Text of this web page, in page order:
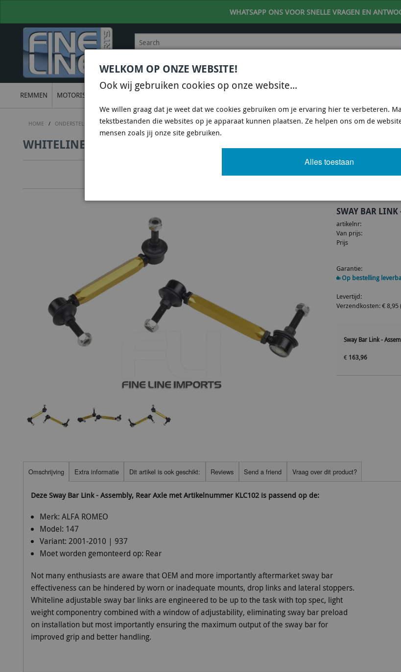
WHATSAPP ONS VOOR SNELLE VRAGEN EN
BEL +31 36 844 77 00VOOR DESKUNDIG ADVIES
REMMEN MOTORISCH
HOME / ONDERSTEL WHITELINE SUSPENSION & CHASSIS / WHITELINE KLC102 - SWAY BAR LINK - ASSEMBLY
WHITELINE KLC102 - SWAY BAR LINK - ASSEMBLY
Artikel918 van
SWAY BAR LINK
artikelnr:
Van prijs:
Prijs
Garantie:
Op bestelling
Levertijd:
Verzendkosten: €
Sway Bar Link -
€ 163,96
Omschrijving Extra informatie Dit artikel is ook geschikt: Reviews Send a friend Vraag over dit product?
Deze Sway Bar Link - Assembly, Rear Axle met Artikelnummer KLC102 is passend op de:
Merk: ALFA ROMEO
Model: 147
Variant: 2001-2010 | 937
Moet worden gemonteerd op: Rear
Not many enthusiasts are aware that OEM and more importantly aftermarket sway bar
effectiveness can be hindered by worn or inadequate mounts, drop links and lateral stoppers.
Whiteline adjustable sway bar links are engineered to be up to the task with top spec, light
weight componentry combined with a window of adjustability, eliminating sway bar preload
on installation but most importantly ensuring the maximum output of the sway bar for
improved grip and better handling.
WELKOM OP ONZE WEBSITE!
Ook wij gebruiken cookies op onze website...
We willen graag dat je weet dat we cookies gebruiken om je ervaring hier te verbeteren.
tekstbestanden die websites op je apparaat kunnen plaatsen. Ze helpen ons om de
mensen zoals jij onze site gebruiken.
Alles toestaan